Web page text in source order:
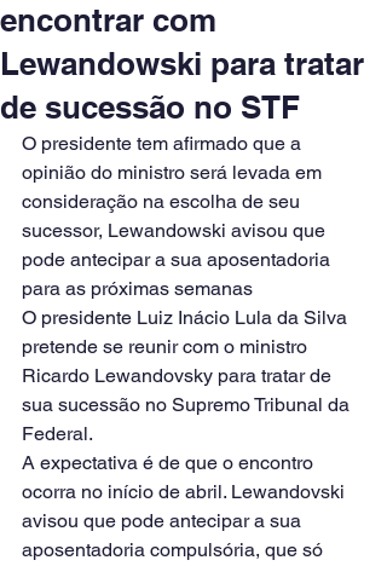
encontrar com
Lewandowski para tratar
de sucessão no STF
O presidente tem afirmado que a
opinião do ministro será levada em
consideração na escolha de seu
sucessor, Lewandowski avisou que
pode antecipar a sua aposentadoria
para as próximas semanas
O presidente Luiz Inácio Lula da Silva
pretende se reunir com o ministro
Ricardo Lewandovsky para tratar de
sua sucessão no Supremo Tribunal da
Federal.
A expectativa é de que o encontro
ocorra no início de abril. Lewandovski
avisou que pode antecipar a sua
aposentadoria compulsória, que só